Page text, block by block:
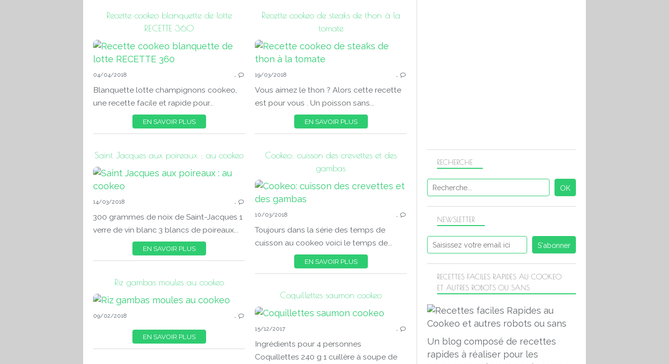
Recette cookeo blanquette de lotte
RECETTE 360
COOKEO POISSONS
04/04/2018 …
Blanquette lotte champignons cookeo,
une recette facile et rapide pour...
EN SAVOIR PLUS
Recette cookeo de steaks de thon à la
tomate
19/03/2018 …
Vous aimez le thon ? Alors cette recette
est pour vous . Un poisson sans...
EN SAVOIR PLUS
Saint Jacques aux poireaux : au cookeo
14/03/2018 …
300 grammes de noix de Saint-Jacques 1
verre de vin blanc 3 blancs de poireaux...
EN SAVOIR PLUS
Cookeo: cuisson des crevettes et des
gambas
10/03/2018 …
Toujours dans la série des temps de
cuisson au cookeo voici le temps de...
EN SAVOIR PLUS
Riz gambas moules au cookeo
09/02/2018 …
EN SAVOIR PLUS
Coquillettes saumon cookeo
COOKEO POISSONS
15/12/2017 …
Ingrédients pour 4 personnes
Coquillettes 240 g 1 cuillère à soupe de
NEWSLETTER
RECHERCHE
RECETTES FACILES RAPIDES AU COOKEO
ET AUTRES ROBOTS OU SANS
Un blog composé de recettes
rapides à réaliser pour les